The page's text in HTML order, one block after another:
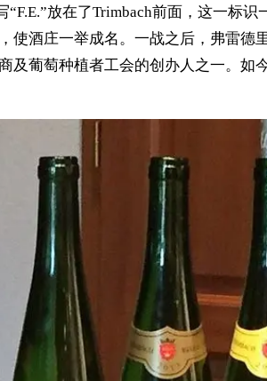
放在了Trimbach前面，这一标
酒庄一举成名。一战之后，弗雷德
葡萄种植者工会的创办人之一。如